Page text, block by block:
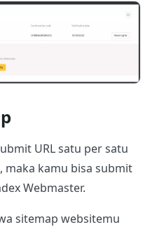
URL satu per satu
kamu bisa submit
Webmaster.
sitemap websitemu